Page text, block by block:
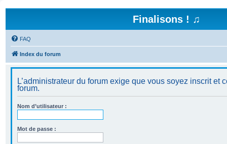
Finalisons ! ♫
FAQ
Index du forum
L’administrateur du forum exige que vous soyez inscrit et
forum.
Nom d’utilisateur :
Mot de passe :